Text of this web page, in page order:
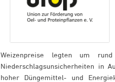
Weizenpreise legten um
Niederschlagsunsicherheiten in
hoher Düngemittel- und